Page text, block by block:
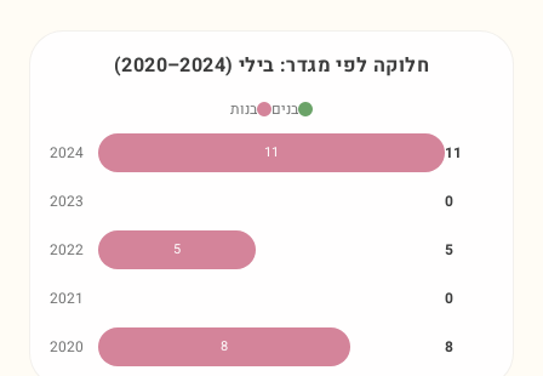
חלוקה לפי מגדר: בילי (2020–2024)
בנים
בנות
2024
11 11
2023 0
2022 5 5
2021 0
2020 8 8